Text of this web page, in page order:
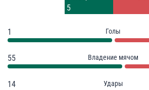
5
1 Голы
55 Владение мячом
14 Удары